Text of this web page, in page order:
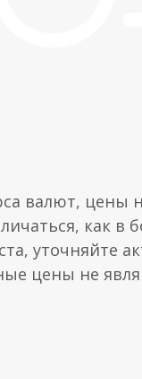
валют, цены
как в
уточняйте
цены не